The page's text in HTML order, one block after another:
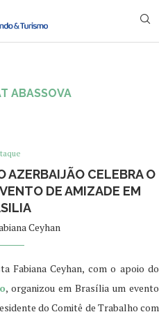
ABASSOVA
AZERBAIJÃO CELEBRA O
DE AMIZADE EM
Ceyhan
Fabiana Ceyhan, com o apoio do
, organizou em Brasília um evento
do Comitê de Trabalho com